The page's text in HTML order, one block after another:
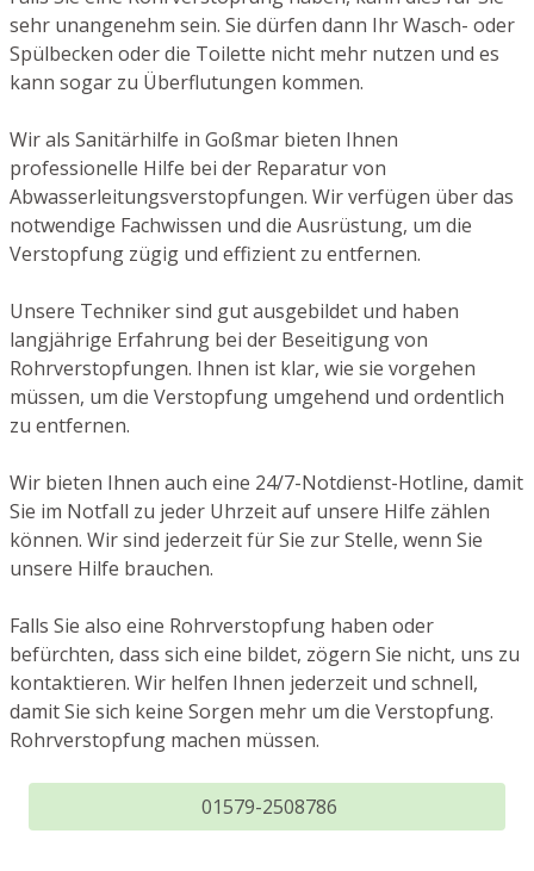
sehr unangenehm sein. Sie dürfen dann Ihr Wasch- oder
Spülbecken oder die Toilette nicht mehr nutzen und es
kann sogar zu Überflutungen kommen.
Wir als Sanitärhilfe in Goßmar bieten Ihnen
professionelle Hilfe bei der Reparatur von
Abwasserleitungsverstopfungen. Wir verfügen über das
notwendige Fachwissen und die Ausrüstung, um die
Verstopfung zügig und effizient zu entfernen.
Unsere Techniker sind gut ausgebildet und haben
langjährige Erfahrung bei der Beseitigung von
Rohrverstopfungen. Ihnen ist klar, wie sie vorgehen
müssen, um die Verstopfung umgehend und ordentlich
zu entfernen.
Wir bieten Ihnen auch eine 24/7-Notdienst-Hotline, damit
Sie im Notfall zu jeder Uhrzeit auf unsere Hilfe zählen
können. Wir sind jederzeit für Sie zur Stelle, wenn Sie
unsere Hilfe brauchen.
Falls Sie also eine Rohrverstopfung haben oder
befürchten, dass sich eine bildet, zögern Sie nicht, uns zu
kontaktieren. Wir helfen Ihnen jederzeit und schnell,
damit Sie sich keine Sorgen mehr um die Verstopfung.
Rohrverstopfung machen müssen.
01579-2508786